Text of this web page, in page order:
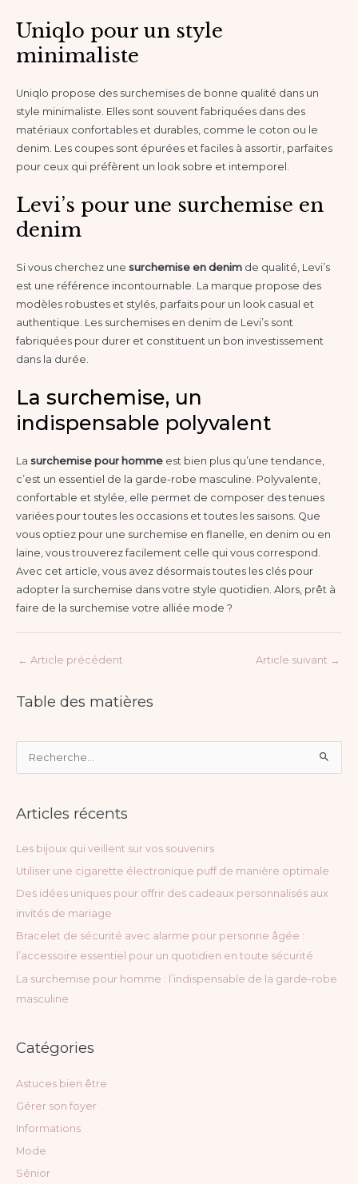
Uniqlo pour un style
minimaliste
Uniqlo propose des surchemises de bonne qualité dans un
style minimaliste. Elles sont souvent fabriquées dans des
matériaux confortables et durables, comme le coton ou le
denim. Les coupes sont épurées et faciles à assortir, parfaites
pour ceux qui préfèrent un look sobre et intemporel.
Levi’s pour une surchemise en
denim
Si vous cherchez une surchemise en denim de qualité, Levi’s
est une référence incontournable. La marque propose des
modèles robustes et stylés, parfaits pour un look casual et
authentique. Les surchemises en denim de Levi’s sont
fabriquées pour durer et constituent un bon investissement
dans la durée.
La surchemise, un
indispensable polyvalent
La surchemise pour homme est bien plus qu’une tendance,
c’est un essentiel de la garde-robe masculine. Polyvalente,
confortable et stylée, elle permet de composer des tenues
variées pour toutes les occasions et toutes les saisons. Que
vous optiez pour une surchemise en flanelle, en denim ou en
laine, vous trouverez facilement celle qui vous correspond.
Avec cet article, vous avez désormais toutes les clés pour
adopter la surchemise dans votre style quotidien. Alors, prêt à
faire de la surchemise votre alliée mode ?
← Article précédent Article suivant →
Table des matières
h
h
e
r
:
Articles récents
Les bijoux qui veillent sur vos souvenirs
Utiliser une cigarette électronique puff de manière optimale
Des idées uniques pour offrir des cadeaux personnalisés aux
invités de mariage
Bracelet de sécurité avec alarme pour personne âgée :
l’accessoire essentiel pour un quotidien en toute sécurité
La surchemise pour homme : l’indispensable de la garde-robe
masculine
Catégories
Astuces bien être
Gérer son foyer
Informations
Mode
Sénior